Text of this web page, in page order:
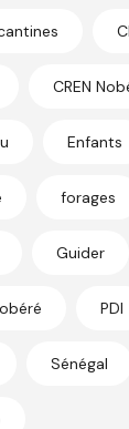
CREN
Enfants
forages
Guider
PDI
Sénégal